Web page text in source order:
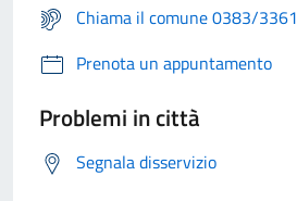
Chiama il comune 0383/3361
Prenota un appuntamento
Problemi in città
Segnala disservizio